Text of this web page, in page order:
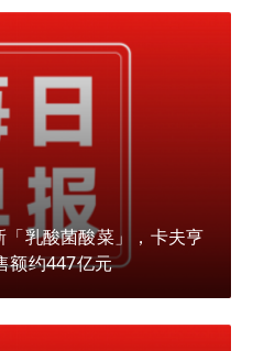
乳酸菌酸菜」，卡夫亨
额约447亿元